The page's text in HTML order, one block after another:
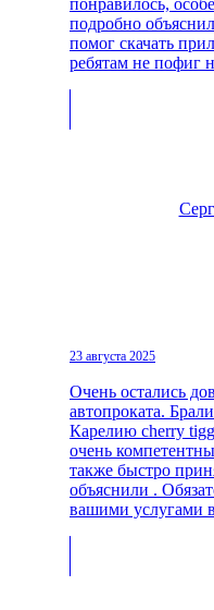
понравилось,
подробно
помог скачать
ребятам не пофиг
23 августа 2025
Очень остались
автопроката.
Карелию cherry
очень
также быстро
объяснили .
вашими услугами